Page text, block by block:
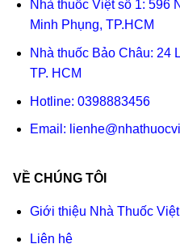
Nhà thuốc Việt số 1: 596
Minh Phụng, TP.HCM
Nhà thuốc Bảo Châu: 24
TP. HCM
Hotline: 0398883456
Email:
VỀ CHÚNG TÔI
Giới thiệu Nhà Thuốc Việt
Liên hệ